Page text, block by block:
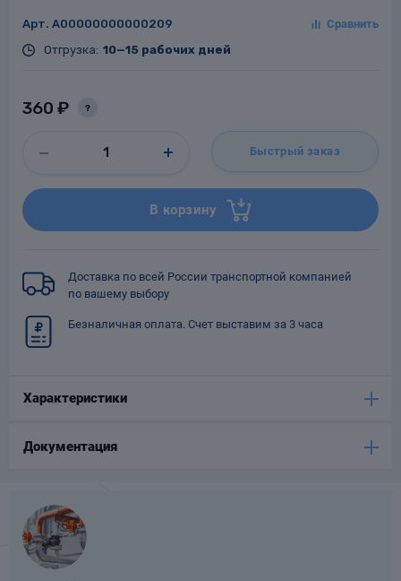
Арт. A00000000000209
Отгрузка: 10—15 рабочих дней
360 ₽ ?
Быстрый заказ
В корзину
Доставка по всей России транспортной компанией
по вашему выбору
Безналичная оплата. Счет выставим за 3 часа
Характеристики
Документация
стальные
Фланцы стальные
Фильтры для
трубопроводов